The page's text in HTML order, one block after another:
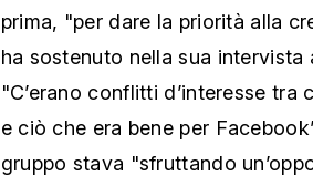
prima, "per dare la priorità alla
ha sostenuto nella sua intervista
"C’erano conflitti d’interesse tra
e ciò che era bene per
gruppo stava "sfruttando